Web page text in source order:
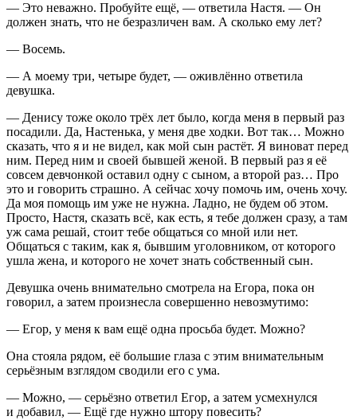
— Это неважно. Пробуйте ещё, — ответила Настя. — Он
должен знать, что не безразличен вам. А сколько ему лет?
— Восемь.
— А моему три, четыре будет, — оживлённо ответила
девушка.
— Денису тоже около трёх лет было, когда меня в первый раз
посадили. Да, Настенька, у меня две ходки. Вот так… Можно
сказать, что я и не видел, как мой сын растёт. Я виноват перед
ним. Перед ним и своей бывшей женой. В первый раз я её
совсем девчонкой оставил одну с сыном, а второй раз… Про
это и говорить страшно. А сейчас хочу помочь им, очень хочу.
Да моя помощь им уже не нужна. Ладно, не будем об этом.
Просто, Настя, сказать всё, как есть, я тебе должен сразу, а там
уж сама решай, стоит тебе общаться со мной или нет.
Общаться с таким, как я, бывшим уголовником, от которого
ушла жена, и которого не хочет знать собственный сын.
Девушка очень внимательно смотрела на Егора, пока он
говорил, а затем произнесла совершенно невозмутимо:
— Егор, у меня к вам ещё одна просьба будет. Можно?
Она стояла рядом, её большие глаза с этим внимательным
серьёзным взглядом сводили его с ума.
— Можно, — серьёзно ответил Егор, а затем усмехнулся
и добавил, — Ещё где нужно штору повесить?